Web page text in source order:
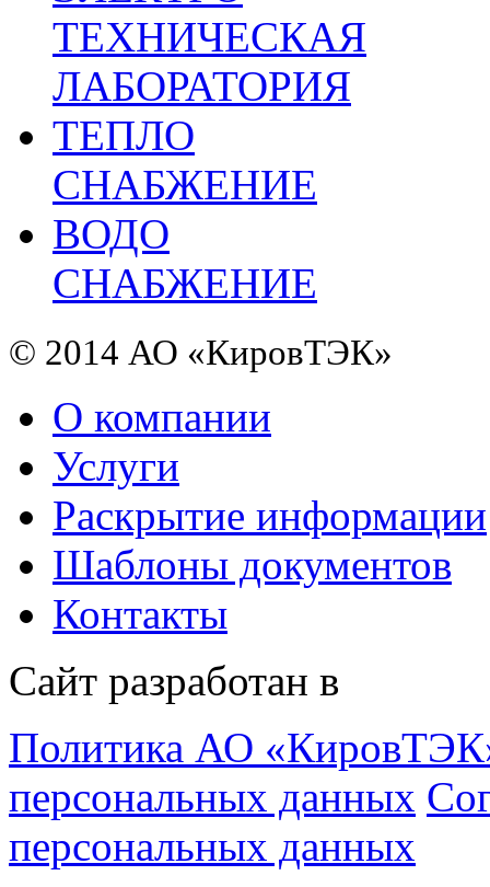
ТЕХНИЧЕСКАЯ
ЛАБОРАТОРИЯ
ТЕПЛО
СНАБЖЕНИЕ
ВОДО
СНАБЖЕНИЕ
© 2014 АО «КировТЭК»
О компании
Услуги
Раскрытие информации
Шаблоны документов
Контакты
Сайт разработан в
Политика АО
персональных данных
персональных данных